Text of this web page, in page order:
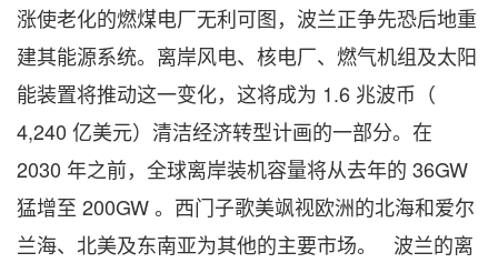
涨使老化的燃煤电厂无利可图，波兰正争先恐后地重
建其能源系统。离岸风电、核电厂、燃气机组及太阳
能装置将推动这一变化，这将成为 1.6 兆波币（
4,240 亿美元）清洁经济转型计画的一部分。在
2030 年之前，全球离岸装机容量将从去年的 36GW
猛增至 200GW 。西门子歌美飒视欧洲的北海和爱尔
兰海、北美及东南亚为其他的主要市场。 波兰的离